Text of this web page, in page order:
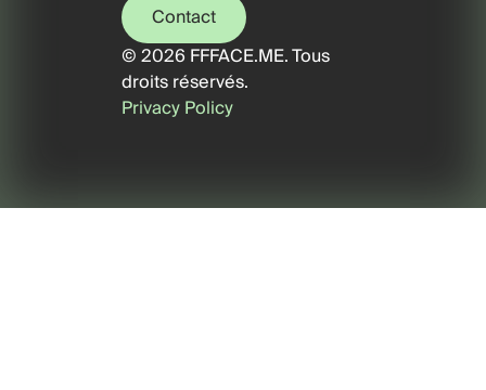
Contact
Contact
© 2026 FFFACE.ME. Tous
droits réservés.
Privacy Policy